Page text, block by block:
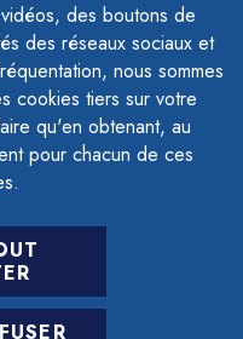
des boutons de
des réseaux sociaux et
nous sommes
cookies tiers sur votre
qu'en obtenant, au
pour chacun de ces
CONFORME
DES DONNÉES
E-MAIL
: